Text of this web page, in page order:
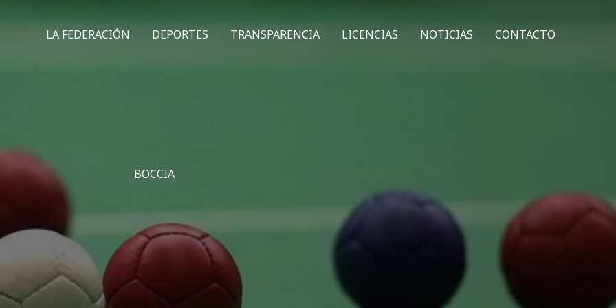
LA FEDERACIÓN DEPORTES TRANSPARENCIA LICENCIAS NOTICIAS CONTACTO
BOCCIA